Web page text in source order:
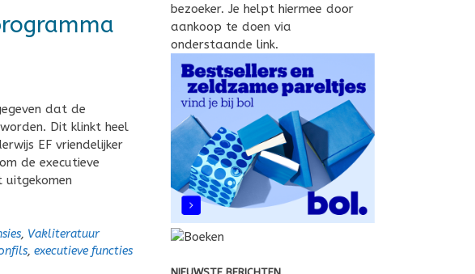
dat de
Dit klinkt heel
EF vriendelijker
de executieve
uitgekomen
, Vakliteratuur
, executieve functies
bezoeker. Je helpt hiermee door
aankoop te doen via
onderstaande link.